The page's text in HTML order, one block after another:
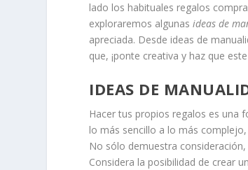
lado los habituales regalos
exploraremos algunasideas de
apreciada. Desde ideas de
que, ¡ponte creativa y haz que
IDEAS DE
Hacer tus propios regalos es una
lo más sencillo a lo más
No sólo demuestra
Considera la posibilidad de crear